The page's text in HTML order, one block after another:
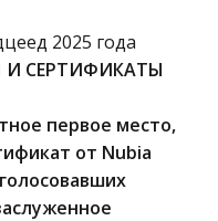
2025 года
И СЕРТИФИКАТЫ
первое место,
от Nubia